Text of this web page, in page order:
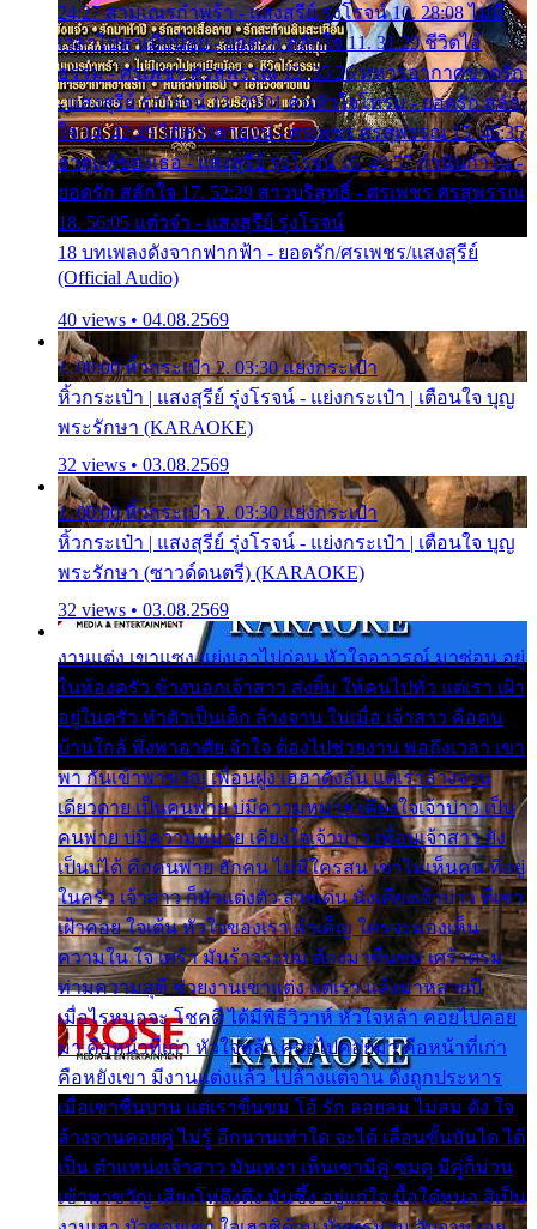
24:27 สามเณรกำพร้า - แสงสุรีย์ รุ่งโรจน์ 10. 28:08 ไม่มี
เวลาไปหาเมียน้อย - ยอดรัก สลักใจ 11. 31:29 ชีวิตไอ้
ธรรม - ศรเพชร ศรสุพรรณ 12. 35:26 ทหารอากาศขาดรัก
- แสงสุรีย์ รุ่งโรจน์ 13. 39:01 คนหัวใจโทรม - ยอดรัก สลัก
ใจ 14. 42:49 ไอ้หวังตายแน่ - ศรเพชร ศรสุพรรณ 15. 46:35
ธาตุแท้ของเธอ - แสงสุรีย์ รุ่งโรจน์ 16. 49:57 กำนันกำใน -
ยอดรัก สลักใจ 17. 52:29 สาวบริสุทธิ์ - ศรเพชร ศรสุพรรณ
18. 56:05 แต๋วจ๋า - แสงสุรีย์ รุ่งโรจน์
18 บทเพลงดังจากฟากฟ้า - ยอดรัก/ศรเพชร/แสงสุรีย์
(Official Audio)
40 views • 04.08.2569
1. 00:00 หิ้วกระเป๋า 2. 03:30 แย่งกระเป๋า
หิ้วกระเป๋า | แสงสุรีย์ รุ่งโรจน์ - แย่งกระเป๋า | เตือนใจ บุญ
พระรักษา (KARAOKE)
32 views • 03.08.2569
1. 00:00 หิ้วกระเป๋า 2. 03:30 แย่งกระเป๋า
หิ้วกระเป๋า | แสงสุรีย์ รุ่งโรจน์ - แย่งกระเป๋า | เตือนใจ บุญ
พระรักษา (ซาวด์ดนตรี) (KARAOKE)
32 views • 03.08.2569
งานแต่ง เขาแซง แย่งเอาไปก่อน หัวใจอาวรณ์ มาซ่อน อยู่
ในห้องครัว ข้างนอกเจ้าสาว ส่งยิ้ม ให้คนไปทั่ว แต่เรา เฝ้า
อยู่ในครัว ทำตัวเป็นเด็ก ล้างจาน ในเมื่อ เจ้าสาว คือคน
บ้านใกล้ พึ่งพาอาศัย จำใจ ต้องไปช่วยงาน พอถึงเวลา เขา
พา กันเข้าพาขวัญ เพื่อนฝูง เฮฮาดังลั่น แต่เราล้างจาน
เดียวดาย เป็นคนพ่าย บ่มีความหมาย เคียงใจเจ้าบ่าว เป็น
คนพ่าย บ่มีความหมาย เคียงใจเจ้าบ่าว เพื่อนเจ้าสาว ยัง
เป็นบ่ได้ คือคนพ่าย ฮักคน ไม่มีใครสน เขาไม่เห็นคน ที่อยู่
ในครัว เจ้าสาว ก็มัวแต่งตัว สวยเด่น นั่งเคียงเจ้าบ่าว ที่เขา
เฝ้าคอย ใจเต้น หัวใจของเรา ลำเค็ญ ใครจะมองเห็น
ความใน ใจ เศร้า มันร้าวระบม ต้องมาขื่นขม เศร้าตรม
ท่ามความสุขี ช่วยงานเขาแต่ง แต่เรา แล้งมาหลายปี
เมื่อไรหนอจะ โชคดี ได้มีพิธีวิวาห์ หัวใจหล้า คอยไปคอย
มา คือหน้าที่เก่า หัวใจหล้า คอยไปคอยมา คือหน้าที่เก่า
คือหยังเขา มีงานแต่งแล้ว ไปล้างแต่จาน ดั่งถูกประหาร
เมื่อเขาชื่นบาน แต่เราขื่นขม โอ้ รัก ลอยลม ไม่สม ดัง ใจ
ล้างจานคอยคู่ ไม่รู้ อีกนานเท่าใด จะได้ เลื่อนขั้นบันได ได้
เป็น ตำแหน่งเจ้าสาว มันเหงา เห็นเขามีคู่ ซมดู มีคู่ก็ม่วน
เข้าพาขวัญ เสียงโห่ตึงตึง มันซึ้ง อยู่แก่ใจ มื้อใด๋หนอ สิเป็น